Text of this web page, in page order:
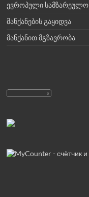
ევროპული სამზარეულო
მანქანების გაყიდვა
მანქანით მგზავრობა